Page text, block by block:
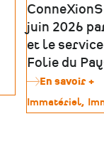
juin 2026
et le
Folie du
En savoir +
Type
de
Immatériel